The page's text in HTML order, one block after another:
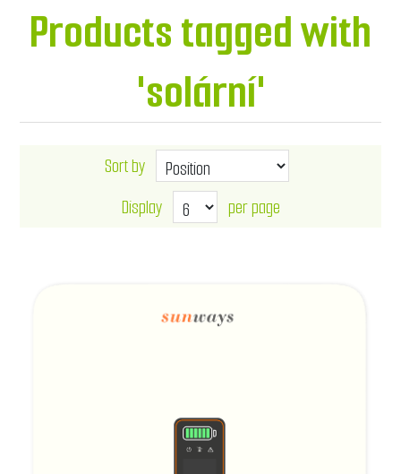
Products tagged with
'solární'
Sort by
Display
per page